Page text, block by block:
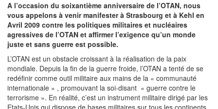
A l’occasion du soixantième anniversaire de l’OTAN, nous
vous appelons à venir manifester à Strasbourg et à Kehl en
Avril 2009 contre les politiques militaires et nucléaires
agressives de l’OTAN et affirmer l’exigence qu’un monde
juste et sans guerre est possible.
L’OTAN est un obstacle croissant à la réalisation de la paix
mondiale. Depuis la fin de la guerre froide, l’OTAN a tenté de se
redéfinir comme outil militaire aux mains de la « communauté
internationale » , promouvant la soi-disant « guerre contre le
terrorisme ». En réalité, c’est un instrument militaire dirigé par les